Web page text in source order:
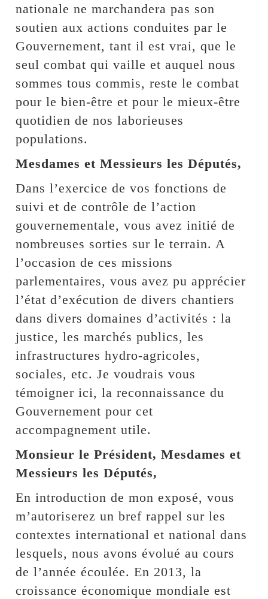
nationale ne marchandera pas son
soutien aux actions conduites par le
Gouvernement, tant il est vrai, que le
seul combat qui vaille et auquel nous
sommes tous commis, reste le combat
pour le bien-être et pour le mieux-être
quotidien de nos laborieuses
populations.
Mesdames et Messieurs les Députés,
Dans l’exercice de vos fonctions de
suivi et de contrôle de l’action
gouvernementale, vous avez initié de
nombreuses sorties sur le terrain. A
l’occasion de ces missions
parlementaires, vous avez pu apprécier
l’état d’exécution de divers chantiers
dans divers domaines d’activités : la
justice, les marchés publics, les
infrastructures hydro-agricoles,
sociales, etc. Je voudrais vous
témoigner ici, la reconnaissance du
Gouvernement pour cet
accompagnement utile.
Monsieur le Président, Mesdames et
Messieurs les Députés,
En introduction de mon exposé, vous
m’autoriserez un bref rappel sur les
contextes international et national dans
lesquels, nous avons évolué au cours
de l’année écoulée. En 2013, la
croissance économique mondiale est